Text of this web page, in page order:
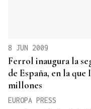
8 JUN 2009
Ferrol inaugura la
de España, en la
millones
EUROPA PRESS